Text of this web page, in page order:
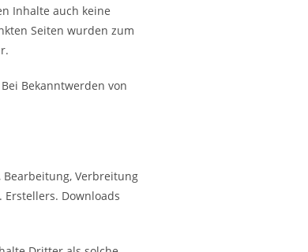
Inhalte auch keine
Seiten wurden zum
Bekanntwerden von
Verbreitung
Downloads